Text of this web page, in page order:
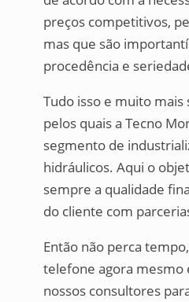
preços competitivos,
mas que são
procedência e
Tudo isso e muito mais
pelos quais a Tecno
segmento de
hidráulicos. Aqui o
sempre a qualidade
do cliente com
Então não perca
telefone agora mesmo
nossos consultores